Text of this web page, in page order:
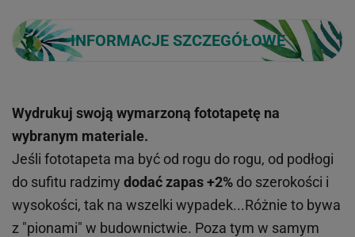
INFORMACJE SZCZEGÓŁOWE
Wydrukuj swoją wymarzoną fototapetę na
wybranym materiale.
Jeśli fototapeta ma być od rogu do rogu, od podłogi
do sufitu radzimy dodać zapas +2% do szerokości i
wysokości, tak na wszelki wypadek...Różnie to bywa
z "pionami" w budownictwie. Poza tym w samym